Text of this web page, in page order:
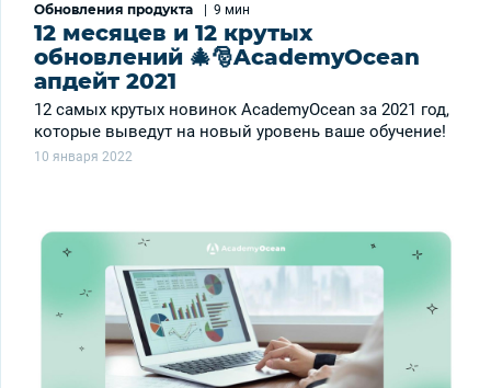
Обновления продукта 9 мин
12 месяцев и 12 крутых
обновлений 🎄🎅AcademyOcean
апдейт 2021
12 самых крутых новинок AcademyOcean за 2021 год,
которые выведут на новый уровень ваше обучение!
10 января 2022